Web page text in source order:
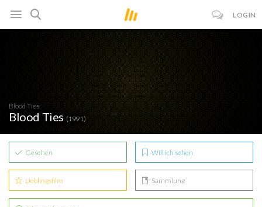
LOGIN
Blood Ties
Blood Ties (1991)
Gesehen Will ich sehen
Lieblingsfilm Sammlung